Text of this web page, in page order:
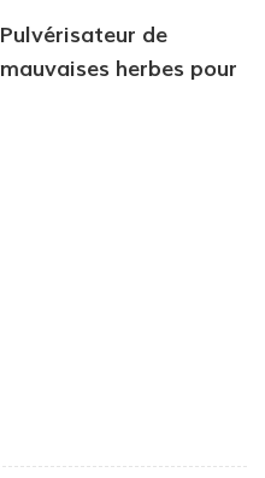
Pulvérisateur de
mauvaises herbes pour